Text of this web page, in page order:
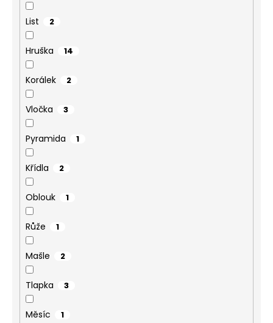
List 2
Hruška 14
Korálek 2
Vločka 3
Pyramida 1
Křídla 2
Oblouk 1
Růže 1
Mašle 2
Tlapka 3
Měsíc 1